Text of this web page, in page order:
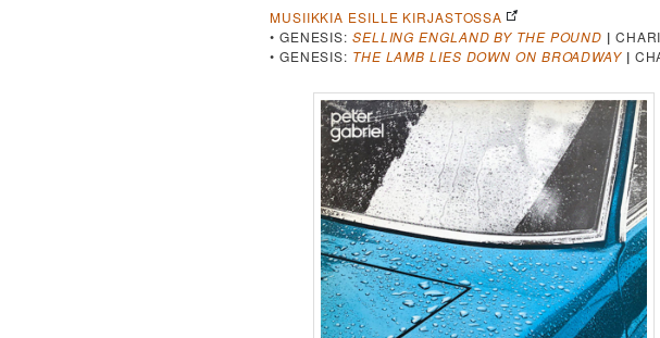
MUSIIKKIA ESILLE KIRJASTOSSA
• GENESIS: SELLING ENGLAND BY THE POUND |
• GENESIS: THE LAMB LIES DOWN ON BROADWAY |